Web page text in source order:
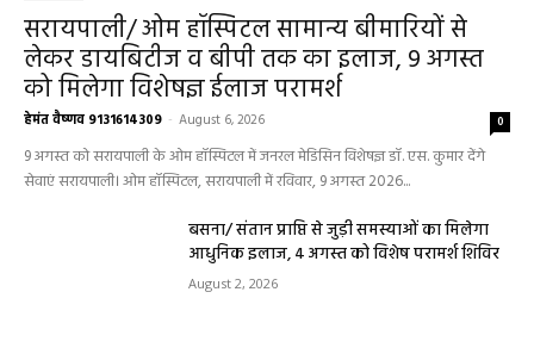
सरायपाली/ ओम हॉस्पिटल सामान्य बीमारियों से
लेकर डायबिटीज व बीपी तक का इलाज, 9 अगस्त
को मिलेगा विशेषज्ञ ईलाज परामर्श
हेमंत वैष्णव 9131614309 - August 6, 2026 0
9 अगस्त को सरायपाली के ओम हॉस्पिटल में जनरल मेडिसिन विशेषज्ञ डॉ. एस. कुमार देंगे
सेवाएं सरायपाली। ओम हॉस्पिटल, सरायपाली में रविवार, 9 अगस्त 2026...
बसना/ संतान प्राप्ति से जुड़ी समस्याओं का मिलेगा
आधुनिक इलाज, 4 अगस्त को विशेष परामर्श शिविर
August 2, 2026